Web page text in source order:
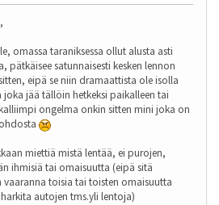
omassa taraniksessa ollut alusta asti
pätkäisee satunnaisesti kesken lennon
eipä se niin dramaattista ole isolla
jää tällöin hetkeksi paikalleen tai
ongelma onkin sitten mini joka on
miettiä mistä lentää, ei purojen,
ihmisiä tai omaisuutta (eipä sitä
toisia tai toisten omaisuutta
autojen tms.yli lentoja)